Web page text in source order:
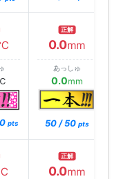
pts
正解
0.0mm
あっしゅ
0.0mm
50 / 50 pts
正解
0.0mm